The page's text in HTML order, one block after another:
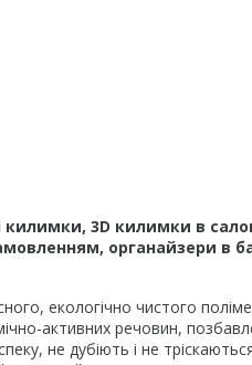
3D килимки в
органайзери в
екологічно чистого
активних речовин,
не дубіють і не